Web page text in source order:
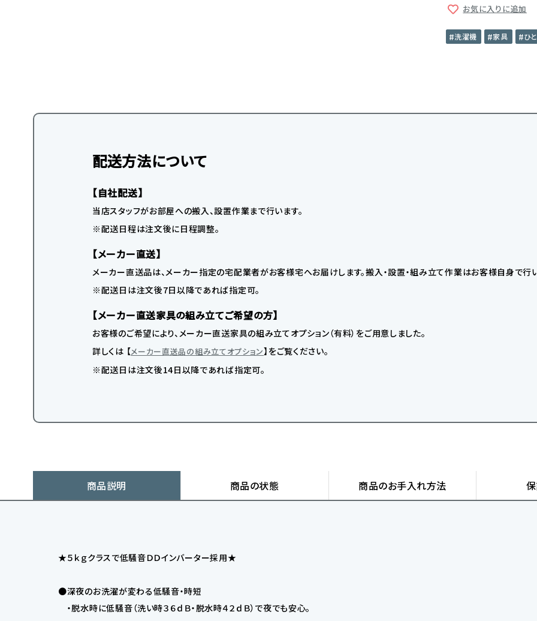
お気に入りに追加
洗濯機 家具 ひ
配送方法について
【自社配送】
当店スタッフがお部屋への搬入、設置作業まで行います。
※配送日程は注文後に日程調整。
【メーカー直送】
メーカー直送品は、メーカー指定の宅配業者がお客様宅へお届けします。搬入・設置・組み立て作業はお客様自身で行
※配送日は注文後7日以降であれば指定可。
【メーカー直送家具の組み立てご希望の方】
お客様のご希望により、メーカー直送家具の組み立てオプション（有料）をご用意しました。
詳しくは 【メーカー直送品の組み立てオプション】をご覧ください。
※配送日は注文後14日以降であれば指定可。
商品説明 商品の状態 商品のお手入れ方法
★５ｋｇクラスで低騒音ＤＤインバーター採用★
●深夜のお洗濯が変わる低騒音・時短
・脱水時に低騒音（洗い時３６ｄＢ・脱水時４２ｄＢ）で夜でも安心。